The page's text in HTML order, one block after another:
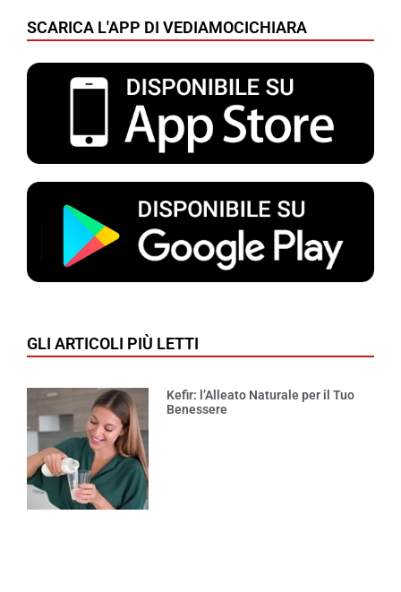
SCARICA L'APP DI VEDIAMOCICHIARA
GLI ARTICOLI PIÙ LETTI
Kefir: l’Alleato Naturale per il Tuo
Benessere